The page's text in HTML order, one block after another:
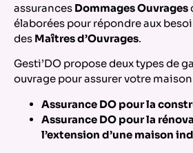
assurances Dommages Ouvrages
élaborées pour répondre aux
des Maîtres d’Ouvrages.
Gesti’DO propose deux types de
ouvrage pour assurer votre maison
Assurance DO pour la
Assurance DO pour la
l’extension d’une maison